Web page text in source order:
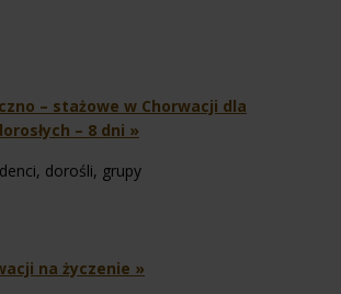
– stażowe w Chorwacji dla
– 8 dni »
dorośli, grupy
na życzenie »